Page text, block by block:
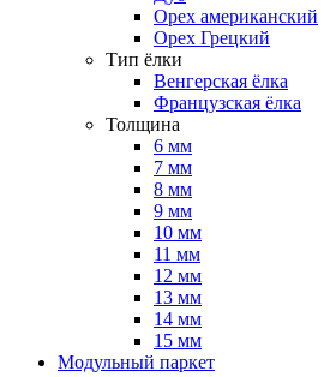
Орех американский
Орех Грецкий
Тип ёлки
Венгерская ёлка
Французская ёлка
Толщина
6 мм
7 мм
8 мм
9 мм
10 мм
11 мм
12 мм
13 мм
14 мм
15 мм
Модульный паркет